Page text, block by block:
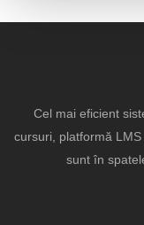
Cel mai eficient
cursuri, platformă
sunt în